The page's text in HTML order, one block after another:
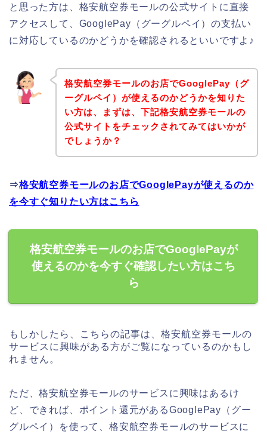
と思った方は、格安航空券モールの公式サイトに直接
アクセスして、GooglePay（グーグルペイ）の支払い
に対応しているのかどうかを確認されるといいですよ♪
格安航空券モールのお店でGooglePay（グ
ーグルペイ）が使えるのかどうかを知りた
い方は、まずは、下記格安航空券モールの
公式サイトをチェックされてみてはいかが
でしょうか？
⇒格安航空券モールのお店でGooglePayが使えるのか
を今すぐ知りたい方はこちら
格安航空券モールのお店でGooglePayが
使えるのかを今すぐ確認したい方はこち
ら
もしかしたら、こちらの記事は、格安航空券モールの
サービスに興味がある方がご覧になっているのかもし
れません。
ただ、格安航空券モールのサービスに興味はあるけ
ど、できれば、ポイント還元があるGooglePay（グー
グルペイ）を使って、格安航空券モールのサービスに